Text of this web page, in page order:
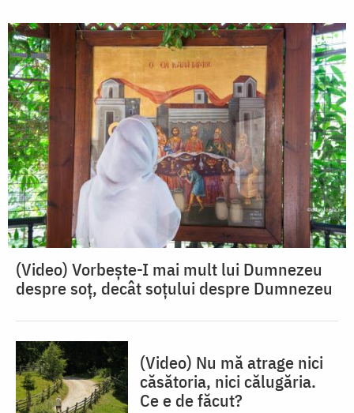
(Video) Vorbește-I mai mult lui Dumnezeu
despre soț, decât soțului despre Dumnezeu
(Video) Nu mă atrage nici
căsătoria, nici călugăria.
Ce e de făcut?